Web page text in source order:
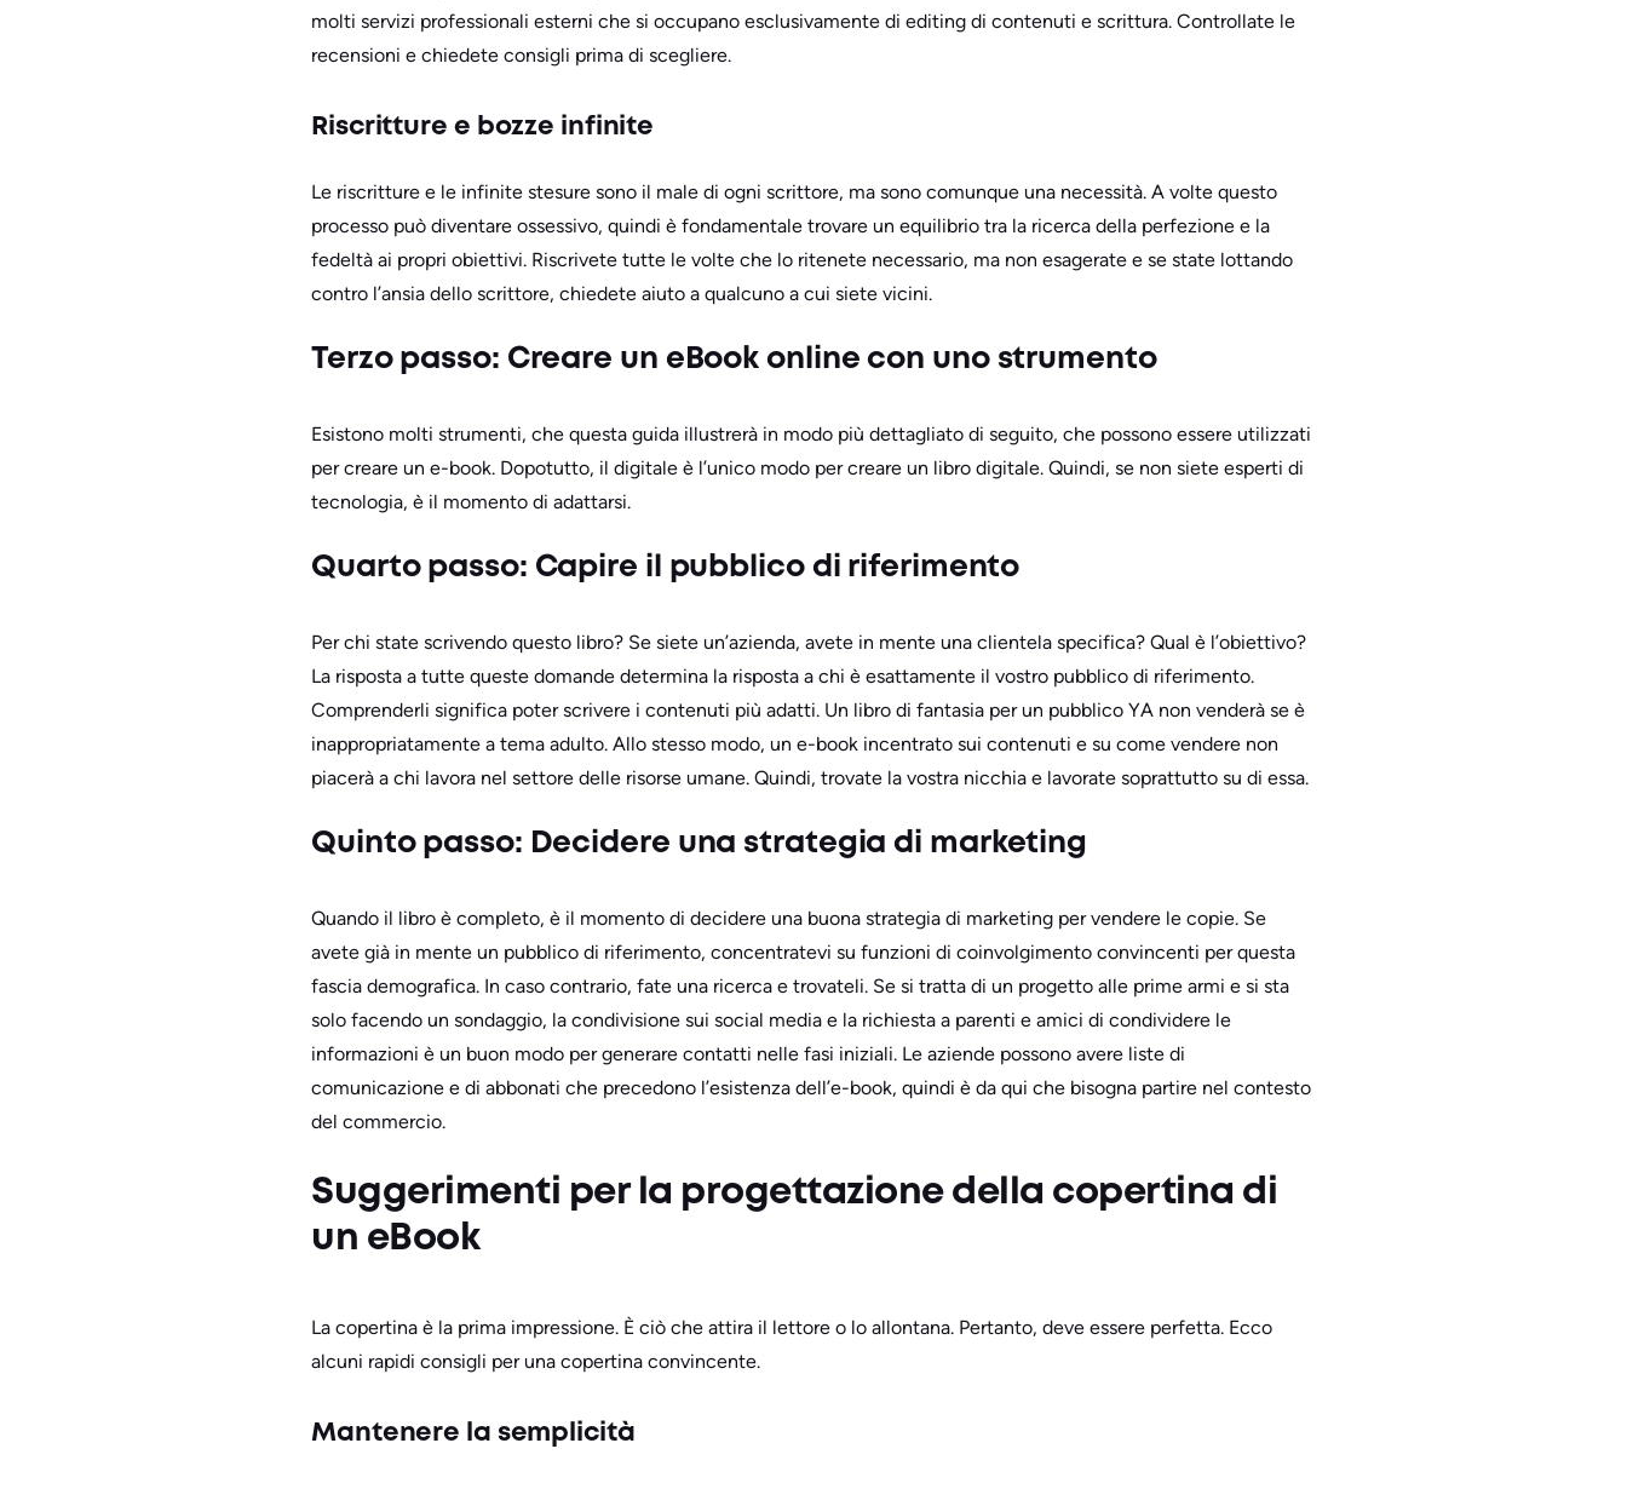
molti servizi professionali esterni che si occupano esclusivamente di editing di contenuti e scrittura. Controllate le
recensioni e chiedete consigli prima di scegliere.
Riscritture e bozze infinite
Le riscritture e le infinite stesure sono il male di ogni scrittore, ma sono comunque una necessità. A volte questo
processo può diventare ossessivo, quindi è fondamentale trovare un equilibrio tra la ricerca della perfezione e la
fedeltà ai propri obiettivi. Riscrivete tutte le volte che lo ritenete necessario, ma non esagerate e se state lottando
contro l’ansia dello scrittore, chiedete aiuto a qualcuno a cui siete vicini.
Terzo passo: Creare un eBook online con uno strumento
Esistono molti strumenti, che questa guida illustrerà in modo più dettagliato di seguito, che possono essere utilizzati
per creare un e-book. Dopotutto, il digitale è l’unico modo per creare un libro digitale. Quindi, se non siete esperti di
tecnologia, è il momento di adattarsi.
Quarto passo: Capire il pubblico di riferimento
Per chi state scrivendo questo libro? Se siete un’azienda, avete in mente una clientela specifica? Qual è l’obiettivo?
La risposta a tutte queste domande determina la risposta a chi è esattamente il vostro pubblico di riferimento.
Comprenderli significa poter scrivere i contenuti più adatti. Un libro di fantasia per un pubblico YA non venderà se è
inappropriatamente a tema adulto. Allo stesso modo, un e-book incentrato sui contenuti e su come vendere non
piacerà a chi lavora nel settore delle risorse umane. Quindi, trovate la vostra nicchia e lavorate soprattutto su di essa.
Quinto passo: Decidere una strategia di marketing
Quando il libro è completo, è il momento di decidere una buona strategia di marketing per vendere le copie. Se
avete già in mente un pubblico di riferimento, concentratevi su funzioni di coinvolgimento convincenti per questa
fascia demografica. In caso contrario, fate una ricerca e trovateli. Se si tratta di un progetto alle prime armi e si sta
solo facendo un sondaggio, la condivisione sui social media e la richiesta a parenti e amici di condividere le
informazioni è un buon modo per generare contatti nelle fasi iniziali. Le aziende possono avere liste di
comunicazione e di abbonati che precedono l’esistenza dell’e-book, quindi è da qui che bisogna partire nel contesto
del commercio.
Suggerimenti per la progettazione della copertina di
un eBook
La copertina è la prima impressione. È ciò che attira il lettore o lo allontana. Pertanto, deve essere perfetta. Ecco
alcuni rapidi consigli per una copertina convincente.
Mantenere la semplicità